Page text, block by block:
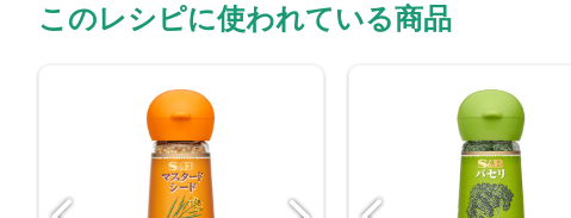
このレシピに使われている商品